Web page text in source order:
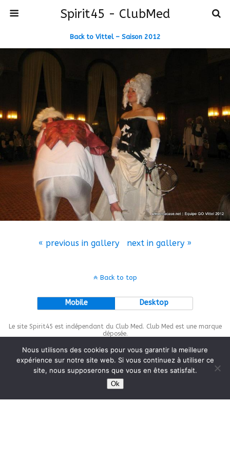
Spirit45 - ClubMed
Back to Vittel – Saison 2012
« previous in gallery next in gallery »
Back to top
Mobile Desktop
Le site Spirit45 est indépendant du Club Med. Club Med est une marque
déposée.
This site is protected bywp-copyrightpro.com
Nous utilisons des cookies pour vous garantir la meilleure
expérience sur notre site web. Si vous continuez à utiliser ce
site, nous supposerons que vous en êtes satisfait.
Ok